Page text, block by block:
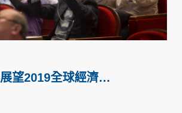
望2019全球經濟趨